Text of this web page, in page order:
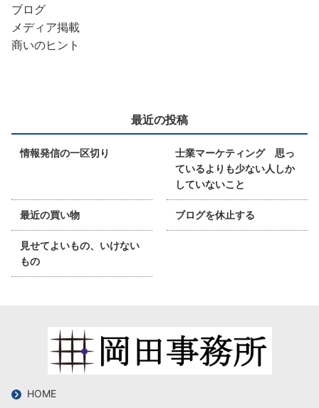
ブログ
メディア掲載
商いのヒント
最近の投稿
情報発信の一区切り
士業マーケティング 思っ
ているよりも少ない人しか
していないこと
最近の買い物 ブログを休止する
見せてよいもの、いけない
もの
HOME